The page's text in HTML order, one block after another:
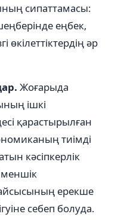
сипаттамасы:
еңбек,
өкілеттіктердің әр
Жоғарыда
ішкі
қарастырылған
тиімді
кәсіпкерлік
меншік
ерекше
себеп болуда.